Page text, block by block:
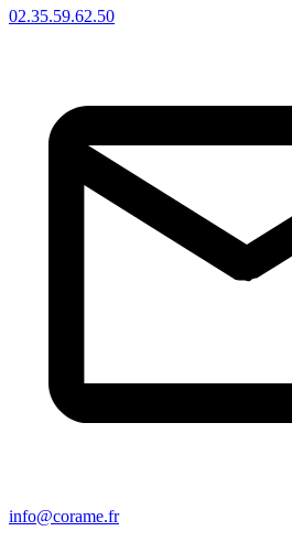
02.35.59.62.50
info@corame.fr